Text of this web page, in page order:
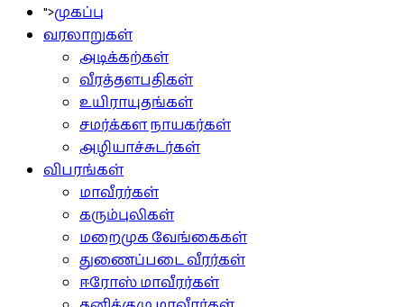
">முகப்பு
வரலாறுகள்
அடிக்கற்கள்
வீரத்தளபதிகள்
உயிராயுதங்கள்
சமர்க்கள நாயகர்கள்
அழியாச்சுடர்கள்
விபரங்கள்
மாவீரர்கள்
கரும்புலிகள்
மறைமுக வேங்கைகள்
துணைப்படை வீரர்கள்
ஈரோஸ் மாவீரர்கள்